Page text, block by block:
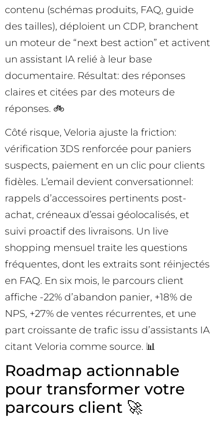
contenu (schémas produits, FAQ, guide
des tailles), déploient un CDP, branchent
un moteur de “next best action” et activent
un assistant IA relié à leur base
documentaire. Résultat: des réponses
claires et citées par des moteurs de
réponses. 🚲
Côté risque, Veloria ajuste la friction:
vérification 3DS renforcée pour paniers
suspects, paiement en un clic pour clients
fidèles. L’email devient conversationnel:
rappels d’accessoires pertinents post-
achat, créneaux d’essai géolocalisés, et
suivi proactif des livraisons. Un live
shopping mensuel traite les questions
fréquentes, dont les extraits sont réinjectés
en FAQ. En six mois, le parcours client
affiche -22% d’abandon panier, +18% de
NPS, +27% de ventes récurrentes, et une
part croissante de trafic issu d’assistants IA
citant Veloria comme source. 📊
Roadmap actionnable
pour transformer votre
parcours client 🚀